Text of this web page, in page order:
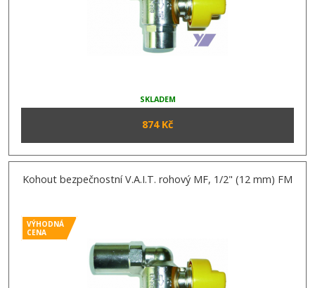
SKLADEM
874 Kč
Kohout bezpečnostní V.A.I.T. rohový MF, 1/2" (12 mm) FM
VÝHODNÁ
CENA